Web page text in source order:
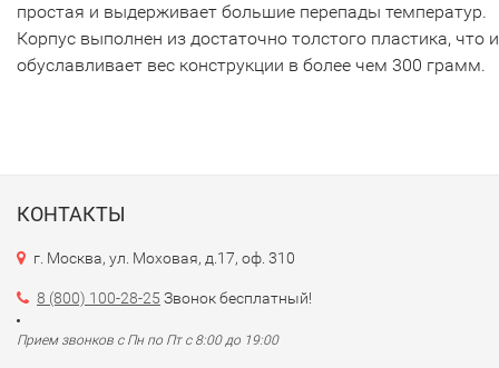
простая и выдерживает большие перепады температур.
Корпус выполнен из достаточно толстого пластика, что и
обуславливает вес конструкции в более чем 300 грамм.
КОНТАКТЫ
г. Москва, ул. Моховая, д.17, оф. 310
8 (800) 100-28-25 Звонок бесплатный!
Прием звонков с Пн по Пт с 8:00 до 19:00